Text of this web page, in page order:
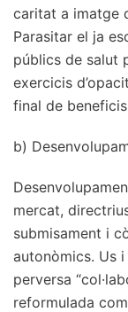
caritat a imatge
Parasitar el ja
públics de salut
exercicis
final de
b)
mercat,
submisament i
autonòmics. Us
perversa
reformulada